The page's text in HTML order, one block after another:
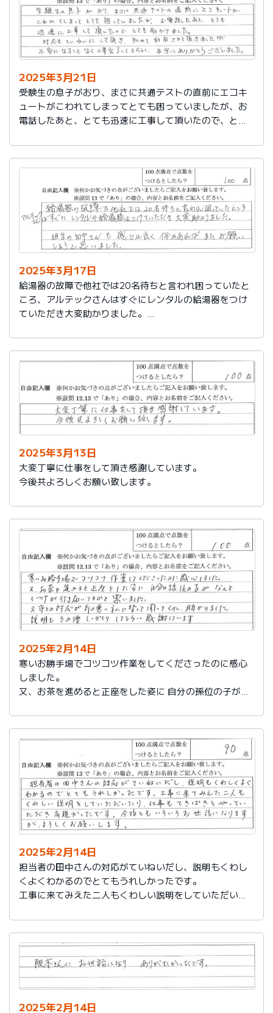
2025年3月21日
受験生の息子がおり、まさに共通テストの直前にエコキ
ュートがこわれてしまってとても困っていましたが、お
電話したあと、とても迅速に工事して頂いたので、とて
対応もていねいして頂き、初めて利用させて頂きました
が不安になることなく工事完了してもらい、本当にあり
2025年3月17日
給湯器の故障で他社では20名待ちと言われ困っていたと
ころ、アルテックさんはすぐにレンタルの給湯器をつけ
ていただき大変助かりました。
うと思いました。
2025年3月13日
大変丁寧に仕事をして頂き感謝しています。
今後共よろしくお願い致します。
2025年2月14日
寒いお勝手場でコツコツ作業をしてくださったのに感心
しました。
又、お茶を進めると正座をした姿に 自分の孫位の子がな
又、市との対応が耳の悪い私に代わって聞いてくれ助か
りました。
説明もその後しっかりしてもらい感謝しています。
2025年2月14日
担当者の田中さんの対応がていねいだし、説明もくわし
くよくわかるのでとてもうれしかったです。
工事に来てみえた二人もくわしい説明をしていただいた
今後ともいろいろお世話になりますが、よろしくお願い
します。
2025年2月14日